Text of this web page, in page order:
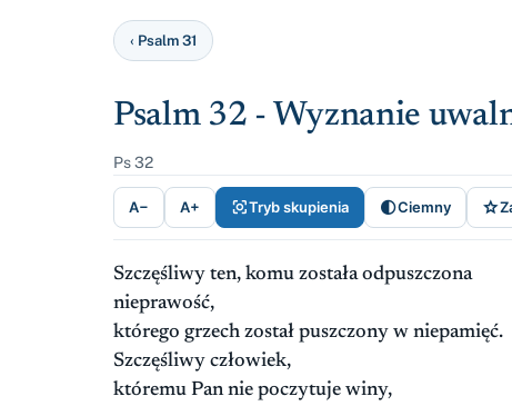
‹ Psalm 31
Psalm 32 - Wyznanie
Ps 32
A− A+ Tryb skupienia Ciemny 
Szczęśliwy ten, komu została odpuszczona
nieprawość,
którego grzech został puszczony w niepamięć.
Szczęśliwy człowiek,
któremu Pan nie poczytuje winy,